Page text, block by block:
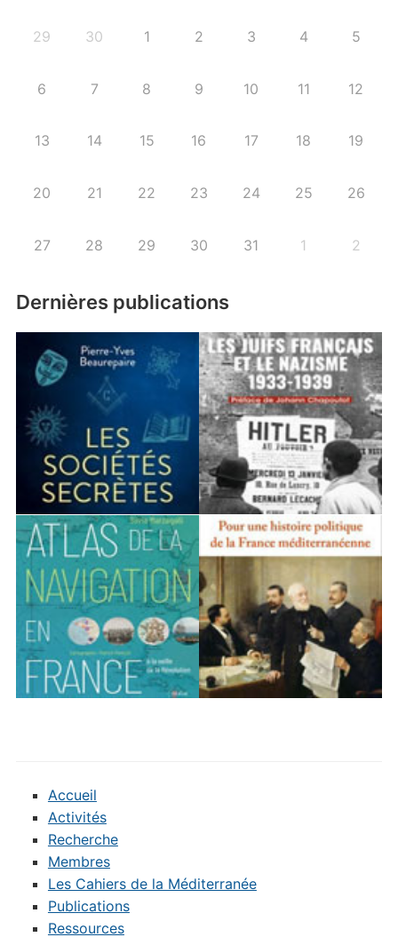
29 30 1 2 3 4 5
6 7 8 9 10 11 12
13 14 15 16 17 18 19
20 21 22 23 24 25 26
27 28 29 30 31 1 2
Dernières publications
Accueil
Activités
Recherche
Membres
Les Cahiers de la Méditerranée
Publications
Ressources